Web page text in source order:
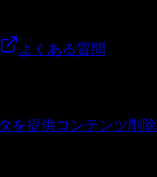
よくある質問
を提供コンテンツ削除